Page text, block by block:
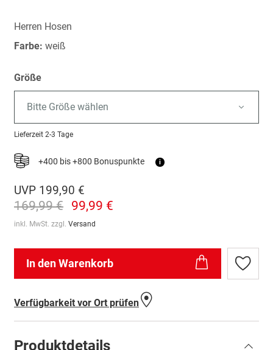
springen
Herren Hosen
Farbe: weiß
Größe
Bitte Größe wählen
Lieferzeit 2-3 Tage
+400 bis +800 Bonuspunkte i
UVP 199,90 €
169,99 € 99,99 €
inkl. MwSt. zzgl. Versand
In den Warenkorb
Zur
Verfügbarkeit vor Ort prüfen
Produktdetails